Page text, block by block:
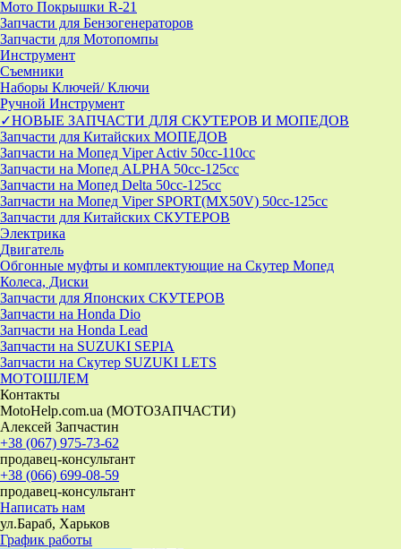
Мото Покрышки R-21
Запчасти для Бензогенераторов
Запчасти для Мотопомпы
Инструмент
Съемники
Наборы Ключей/ Ключи
Ручной Инструмент
✓НОВЫЕ ЗАПЧАСТИ ДЛЯ СКУТЕРОВ И МОПЕДОВ
Запчасти для Китайских МОПЕДОВ
Запчасти на Мопед Viper Activ 50cc-110cc
Запчасти на Мопед ALPHA 50cc-125cc
Запчасти на Мопед Delta 50cc-125cc
Запчасти на Мопед Viper SPORT(MX50V) 50cc-125cc
Запчасти для Китайских СКУТЕРОВ
Электрика
Двигатель
Обгонные муфты и комплектующие на Скутер Мопед
Колеса, Диски
Запчасти для Японских СКУТЕРОВ
Запчасти на Honda Dio
Запчасти на Honda Lead
Запчасти на SUZUKI SEPIA
Запчасти на Скутер SUZUKI LETS
МОТОШЛЕМ
Контакты
MotoHelp.com.ua (МОТОЗАПЧАСТИ)
Алексей Запчастин
+38 (067) 975-73-62
продавец-консультант
+38 (066) 699-08-59
продавец-консультант
Написать нам
ул.Бараб, Харьков
График работы